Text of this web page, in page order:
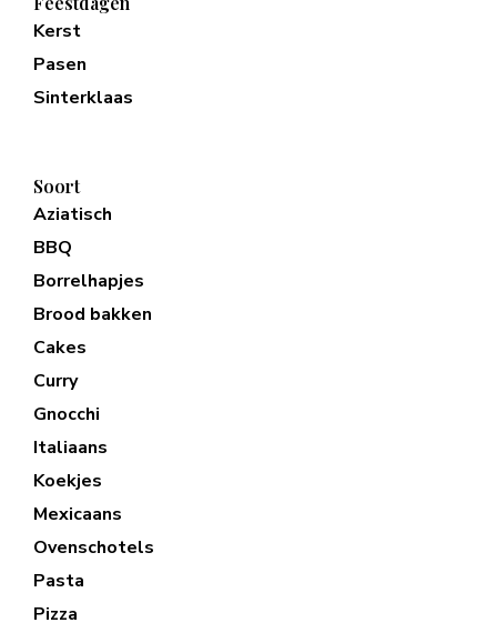
Kerst
Pasen
Sinterklaas
Soort
Aziatisch
BBQ
Borrelhapjes
Brood bakken
Cakes
Curry
Gnocchi
Italiaans
Koekjes
Mexicaans
Ovenschotels
Pasta
Pizza